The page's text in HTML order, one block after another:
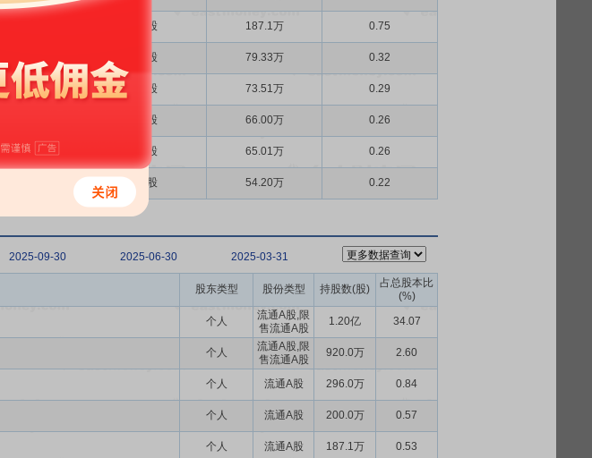
A股 187.1万 0.75
A股 79.33万 0.32
个人 A股 73.51万 0.29
A股 66.00万 0.26
个人 A股 65.01万 0.26
A股 54.20万 0.22
2025-09-30 2025-06-30 2025-03-31
股东类型 股份类型 持股数(股)
占总股本比
(%)
个人
流通A股,限
售流通A股
1.20亿 34.07
个人
流通A股,限
售流通A股
920.0万 2.60
个人 流通A股 296.0万 0.84
个人 流通A股 200.0万 0.57
个人 流通A股 187.1万 0.53